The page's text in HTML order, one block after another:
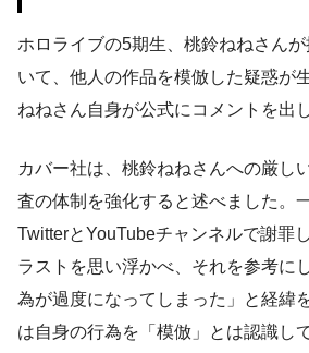
ホロライブの5期生、桃鈴ねねさん
いて、他人の作品を模倣した疑惑が
ねねさん自身が公式にコメントを出
カバー社は、桃鈴ねねさんへの厳し
査の体制を強化すると述べました。
TwitterとYouTubeチャンネルで謝罪
ラストを思い浮かべ、それを参考に
為が過度になってしまった」と経緯
は自身の行為を「模倣」とは認識し